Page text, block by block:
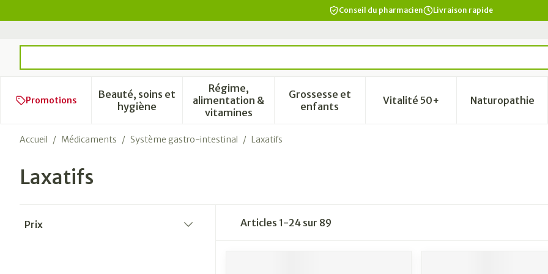
Conseil du pharmacien Livraison rapide
Promotions
Beauté, soins et
hygièneAfficher le sous-menu pour la catégorie Beauté, soins et hygiène
Régime,
alimentation &
vitamines
Afficher le sous-menu pour la catégorie Régime, alimentation &
Grossesse et
enfantsAfficher le sous-menu pour la catégorie
Vitalité 50+Afficher le sous-menu pour
Naturopathie
Afficher
Accueil / Médicaments / Système gastro-intestinal / Laxatifs
Laxatifs
Prix
Articles 1-24 sur 89